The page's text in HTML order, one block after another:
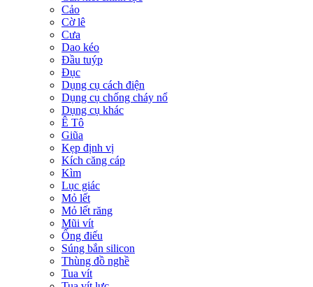
Cảo
Cờ lê
Cưa
Dao kéo
Đầu tuýp
Đục
Dụng cụ cách điện
Dụng cụ chống cháy nổ
Dụng cụ khác
Ê Tô
Giũa
Kẹp định vị
Kích căng cáp
Kìm
Lục giác
Mỏ lết
Mỏ lết răng
Mũi vít
Ống điếu
Súng bắn silicon
Thùng đồ nghề
Tua vít